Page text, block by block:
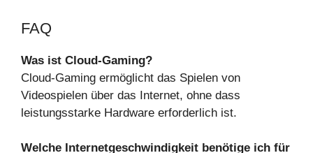
FAQ
Was ist Cloud-Gaming?
Cloud-Gaming ermöglicht das Spielen von
Videospielen über das Internet, ohne dass
leistungsstarke Hardware erforderlich ist.
Welche Internetgeschwindigkeit benötige ich für